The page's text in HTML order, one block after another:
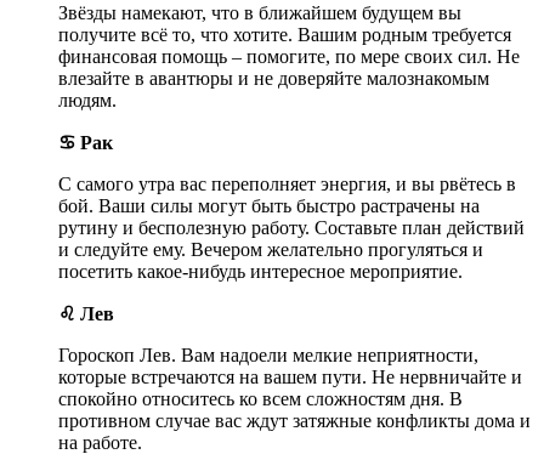
Звёзды намекают, что в ближайшем будущем вы
получите всё то, что хотите. Вашим родным требуется
финансовая помощь – помогите, по мере своих сил. Не
влезайте в авантюры и не доверяйте малознакомым
людям.
♋ Рак
С самого утра вас переполняет энергия, и вы рвётесь в
бой. Ваши силы могут быть быстро растрачены на
рутину и бесполезную работу. Составьте план действий
и следуйте ему. Вечером желательно прогуляться и
посетить какое-нибудь интересное мероприятие.
♌ Лев
Гороскоп Лев. Вам надоели мелкие неприятности,
которые встречаются на вашем пути. Не нервничайте и
спокойно относитесь ко всем сложностям дня. В
противном случае вас ждут затяжные конфликты дома и
на работе.